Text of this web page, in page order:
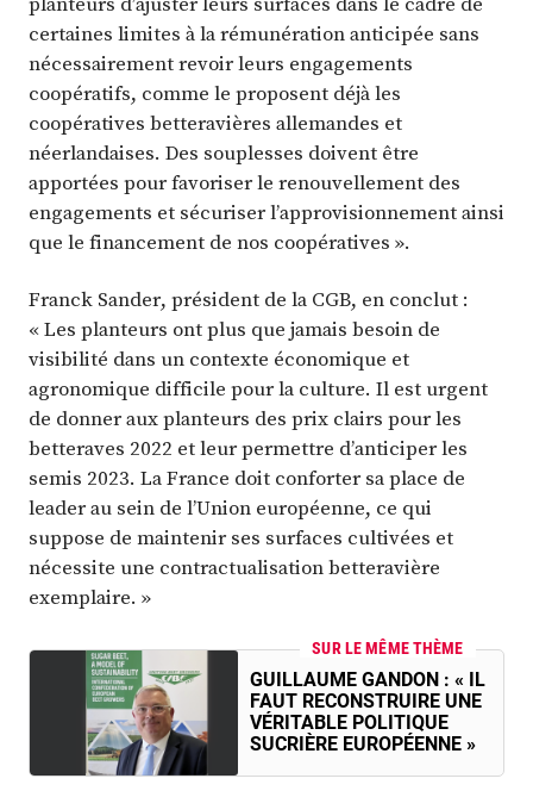
certaines limites à la rémunération anticipée sans
nécessairement revoir leurs engagements
coopératifs, comme le proposent déjà les
coopératives betteravières allemandes et
néerlandaises. Des souplesses doivent être
apportées pour favoriser le renouvellement des
engagements et sécuriser l’approvisionnement ainsi
que le financement de nos coopératives ».
Franck Sander, président de la CGB, en conclut :
« Les planteurs ont plus que jamais besoin de
visibilité dans un contexte économique et
agronomique difficile pour la culture. Il est urgent
de donner aux planteurs des prix clairs pour les
betteraves 2022 et leur permettre d’anticiper les
semis 2023. La France doit conforter sa place de
leader au sein de l’Union européenne, ce qui
suppose de maintenir ses surfaces cultivées et
nécessite une contractualisation betteravière
exemplaire. »
SUR LE MÊME THÈME
GUILLAUME GANDON : « IL
FAUT RECONSTRUIRE UNE
VÉRITABLE POLITIQUE
SUCRIÈRE EUROPÉENNE »